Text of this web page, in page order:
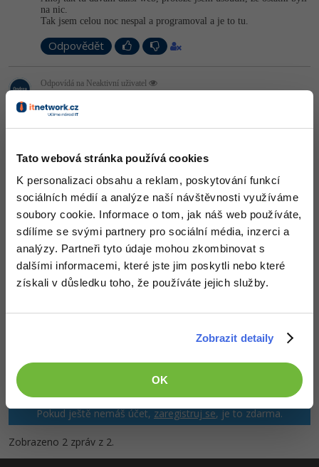
Tato webová stránka používá cookies
K personalizaci obsahu a reklam, poskytování funkcí
sociálních médií a analýze naší návštěvnosti využíváme
soubory cookie. Informace o tom, jak náš web používáte,
sdílíme se svými partnery pro sociální média, inzerci a
analýzy. Partneři tyto údaje mohou zkombinovat s
dalšími informacemi, které jste jim poskytli nebo které
získali v důsledku toho, že používáte jejich služby.
Zobrazit detaily
OK
SQLite
Projektový manažer
Databázový analytik
Copywriter
WordPress specialista
SEO specialista
SQL
Návrh SW -80%
Algoritmy -41%
Umělá inteligence (AI)
Pro děti
Více
Fórum
MS Office -80%
Google Dokumenty
Time management
Linux
Sítě
Kybernetická bezpečnost
Elektronický podpis
Fórum
Fotografování -80%
Video
Ostatní
Fórum
Příběhy absolventů
Blog
Kariéra
Pro firmy
na nic.
Tak jsem celou noc nespal a programoval a je to tu.
Odpovědět
Odpovídá na Neaktivní uživatel
16.5.2014 21:10
Je to pěkný, ale dost mi to připomíná tohle:
http://www.davidtereba.cz/
Nahoru Odpovědět
Děláme co je v našich silách, aby byly zdejší diskuze co
nejkvalitnější. Proto do nich také mohou přispívat pouze
registrovaní členové. Pro zapojení do diskuze sepřihlas.
Pokud ještě nemáš účet,zaregistruj se, je to zdarma.
Zobrazeno 2 zpráv z 2.